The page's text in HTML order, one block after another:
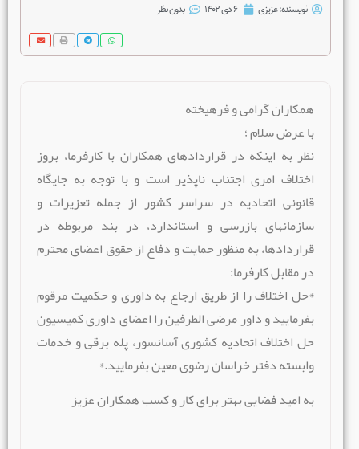
نویسنده:عزیزی بدون نظر
همکاران گرامی و فرهیخته
با عرض سلام ؛
نظر به اینکه در قراردادهای همکاران با کارفرما، بروز
اختلاف امری اجتناب ناپذیر است و با توجه به جایگاه
قانونی اتحادیه در سراسر کشور از جمله تعزیرات و
سازمانهای بازرسی و استاندارد، در بند مربوطه در
قراردادها، به منظور حمایت و دفاع از حقوق اعضای محترم
در مقابل کارفرما:
*حل اختلاف را از طریق ارجاع به داوری و حکمیت مرقوم
بفرمایید و داور مرضی الطرفین را اعضای داوری کمیسیون
حل اختلاف اتحادیه کشوری آسانسور، پله برقی و خدمات
وابسته دفتر خراسان رضوی معین بفرمایید.*
به امید فضایی بهتر برای کار و کسب همکاران عزیز